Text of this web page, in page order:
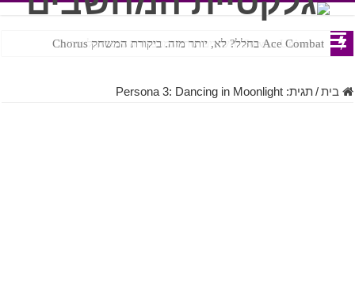
Ace Combat בחלל? לא, יותר מזה. ביקורת המשחק Chorus
Steven Universe והשירים שתורגמו בצורה נוראית לעברית
בית/תגית:Persona 3: Dancing in Moonlight